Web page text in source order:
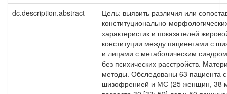
dc.description.abstract
Цель: выявить различия или
конституционально-
характеристик и показателей
конституции между пациентами с
и лицами с метаболическим
без психических расстройств.
методы. Обследованы 63 пациента с
шизофренией и МС (25 женщин, 38